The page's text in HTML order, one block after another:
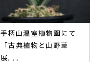
手柄山温室植物園にて
「古典植物と山野草
展...